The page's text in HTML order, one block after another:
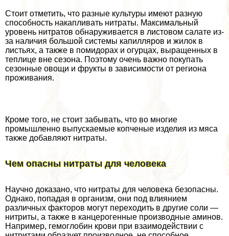
Cтоит отметить, что разные культуры имеют разную
способность накапливать нитраты. Максимальный
уровень нитратов обнаруживается в листовом салате из-
за наличия большой системы капилляров и жилок в
листьях, а также в помидорах и огурцах, выращенных в
теплице вне сезона. Поэтому очень важно покупать
сезонные овощи и фрукты в зависимости от региона
проживания.
Кроме того, не стоит забывать, что во многие
промышленно выпускаемые копченые изделия из мяса
также добавляют нитраты.
Чем опасны нитраты для человека
Научно доказано, что нитраты для человека безопасны.
Однако, попадая в организм, они под влиянием
различных факторов могут переходить в другие соли —
нитриты, а также в канцерогенные производные аминов.
Например, гемоглобин крови при взаимодействии с